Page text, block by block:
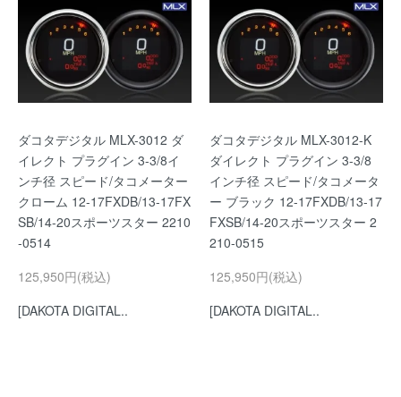
ダコタデジタル MLX-3012 ダ
イレクト プラグイン 3-3/8イ
ンチ径 スピード/タコメーター
クローム 12-17FXDB/13-17FX
SB/14-20スポーツスター 2210
-0514
125,950円(税込)
[DAKOTA DIGITAL..
ダコタデジタル MLX-3012-K
ダイレクト プラグイン 3-3/8
インチ径 スピード/タコメータ
ー ブラック 12-17FXDB/13-17
FXSB/14-20スポーツスター 2
210-0515
125,950円(税込)
[DAKOTA DIGITAL..